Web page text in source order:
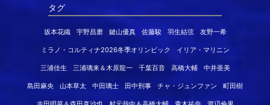
タグ
坂本花織 宇野昌磨 鍵山優真 佐藤駿 羽生結弦 友野一希
ミラノ・コルティナ2026冬季オリンピック イリア・マリニン
三浦佳生 三浦璃来＆木原龍一 千葉百音 高橋大輔 中井亜美
島田麻央 山本草太 中田璃士 田中刑事 チャ・ジュンファン 町田樹